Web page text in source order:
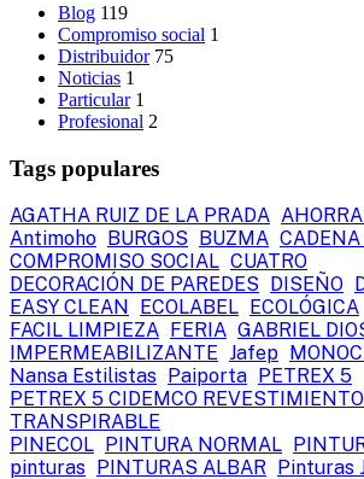
Blog 119
Compromiso social 1
Distribuidor 75
Noticias 1
Particular 1
Profesional 2
Tags populares
AGATHA RUIZ DE LA PRADA
Antimoho
BURGOS BUZMA
COMPROMISO SOCIAL CUATRO
DECORACIÓN DE PAREDES
DISEÑO
EASY CLEAN
ECOLABEL ECOLÓGICA
FACIL LIMPIEZA
FERIA GABRIEL
IMPERMEABILIZANTE Jafep
Nansa Estilistas
Paiporta
PETREX 5
PETREX 5 CIDEMCO
TRANSPIRABLE
PINECOL
PINTURA NORMAL
pinturas
PINTURAS ALBAR
Pinturas